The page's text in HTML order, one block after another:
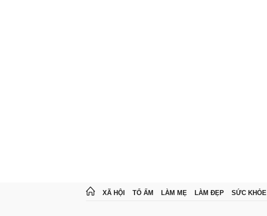
XÃ HỘI TỔ ẤM LÀM MẸ LÀM ĐẸP SỨC KHỎE